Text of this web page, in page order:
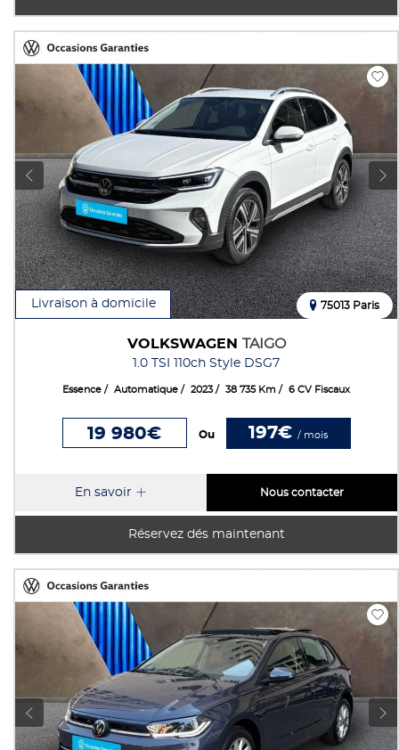
Livraison à domicile
VOLKSWAGEN TAIGO
1.0 TSI 110ch Style DSG7
75013 Paris
Essence Automatique 2023 38 735 Km 6 CV Fiscaux
19 980€ Ou 197€ / mois
Réservez dés maintenant
En savoir Nous contacter